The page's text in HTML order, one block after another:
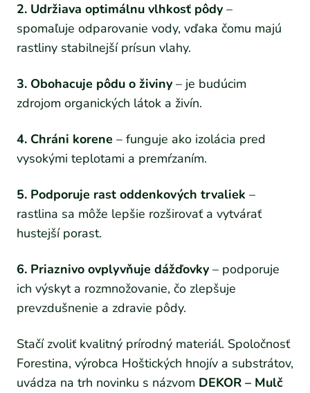
2. Udržiava optimálnu vlhkosť pôdy –
spomaľuje odparovanie vody, vďaka čomu majú
rastliny stabilnejší prísun vlahy.
3. Obohacuje pôdu o živiny – je budúcim
zdrojom organických látok a živín.
4. Chráni korene – funguje ako izolácia pred
vysokými teplotami a premŕzaním.
5. Podporuje rast oddenkových trvaliek –
rastlina sa môže lepšie rozširovať a vytvárať
hustejší porast.
6. Priaznivo ovplyvňuje dážďovky – podporuje
ich výskyt a rozmnožovanie, čo zlepšuje
prevzdušnenie a zdravie pôdy.
Stačí zvoliť kvalitný prírodný materiál. Spoločnosť
Forestina, výrobca Hoštických hnojív a substrátov,
uvádza na trh novinku s názvom DEKOR – Mulč